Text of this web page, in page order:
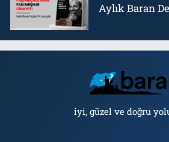
Aylık Baran
iyi, güzel ve doğru